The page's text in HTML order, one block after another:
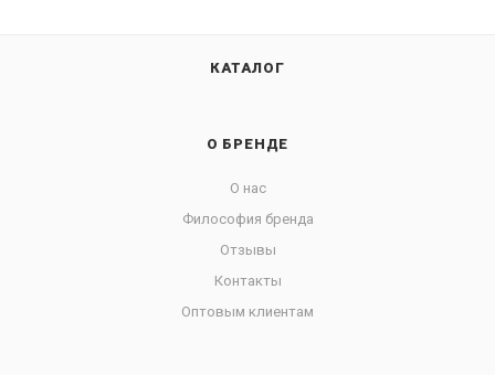
КАТАЛОГ
О БРЕНДЕ
О нас
Философия бренда
Отзывы
Контакты
Оптовым клиентам